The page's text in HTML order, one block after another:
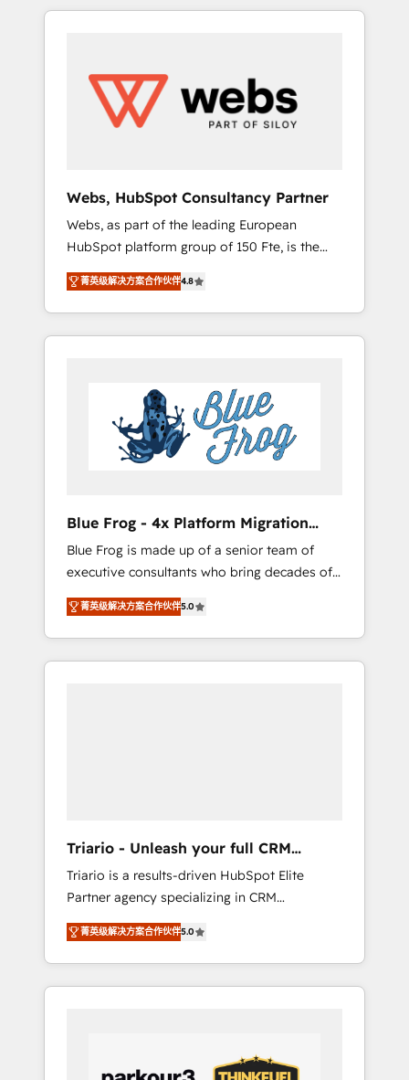
to global brands
HubSpot challenges and improve user
HubSpot for the first time 🔧 Designing and
optimising your HubSpot set-up for better
results 🌐 Website design and build using
using HubSpot Why us? - SIX HubSpot
Accreditations - awarded by HubSpot after a
rigorous process for CRM, Solutions
Architecture, Onboarding , Data Migration,
Custom Integration & Platform Enablement -
Onboarded over 500 businesses to HubSpot
-Top 1% of partners worldwide -In-house
HubSpot. www.bbdboom.com
Webs, HubSpot Consultancy Partner
Webs, as part of the leading European
HubSpot platform group of 150 Fte, is the
trusted Elite HubSpot CRM Partner offering
you a roadmap on maximizing EBITDA and
achieving Commercial Excellence. With our
targeted processes, we strengthen your
Implementation partner, we provide
expertise to drive your business forward.
Since 2015 we are fully dedicated to
HubSpot and with an experienced team
business services. We prepare a customized
business case that demonstrates the value
and impact of your digital transformation,
including a detailed financial rationale with a
focus on ROI and TCO. As a trusted extension
of your team, we believe in the power of
partnership. Together, we embark on a
菁英级解决方案合作伙伴4.8
Blue Frog - 4x Platform Migration
Award Winner
Blue Frog is made up of a senior team of
executive consultants who bring decades of
relevant, real world experience to our client
engagements. "Blue Frog is a top, trusted
partner in HubSpot's ecosystem for a reason.
Their team brings over a decade of
HubSpot “Our experience with the team at
Blue Frog has been nothing short of
extraordinary. Their years of experience and
quality of skilled staff has earned them a
trusted reputation within the HubSpot
ecosystem as a reliable partner capable of
delivering remarkable experiences for our
菁英级解决方案合作伙伴5.0
Triario - Unleash your full CRM
potential
Triario is a results-driven HubSpot Elite
Partner agency specializing in CRM
implementations & migrations, Revenue
Operations, Custom Integrations, Custom AI
agents and AI-ready Website Design With
over 15 years of experience, we help
through smart automation, data hygiene, and
tailored HubSpot solutions. Our clients
菁英级解决方案合作伙伴5.0